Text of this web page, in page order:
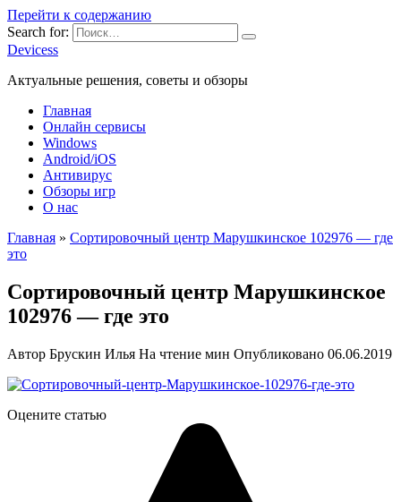
Перейти к содержанию
Search for:
Devicess
Актуальные решения, советы и обзоры
Главная
Онлайн сервисы
Windows
Android/iOS
Антивирус
Обзоры игр
О нас
Главная » Сортировочный центр Марушкинское 102976 — где
это
Сортировочный центр Марушкинское
102976 — где это
Автор Брускин Илья На чтение мин Опубликовано 06.06.2019
Оцените статью